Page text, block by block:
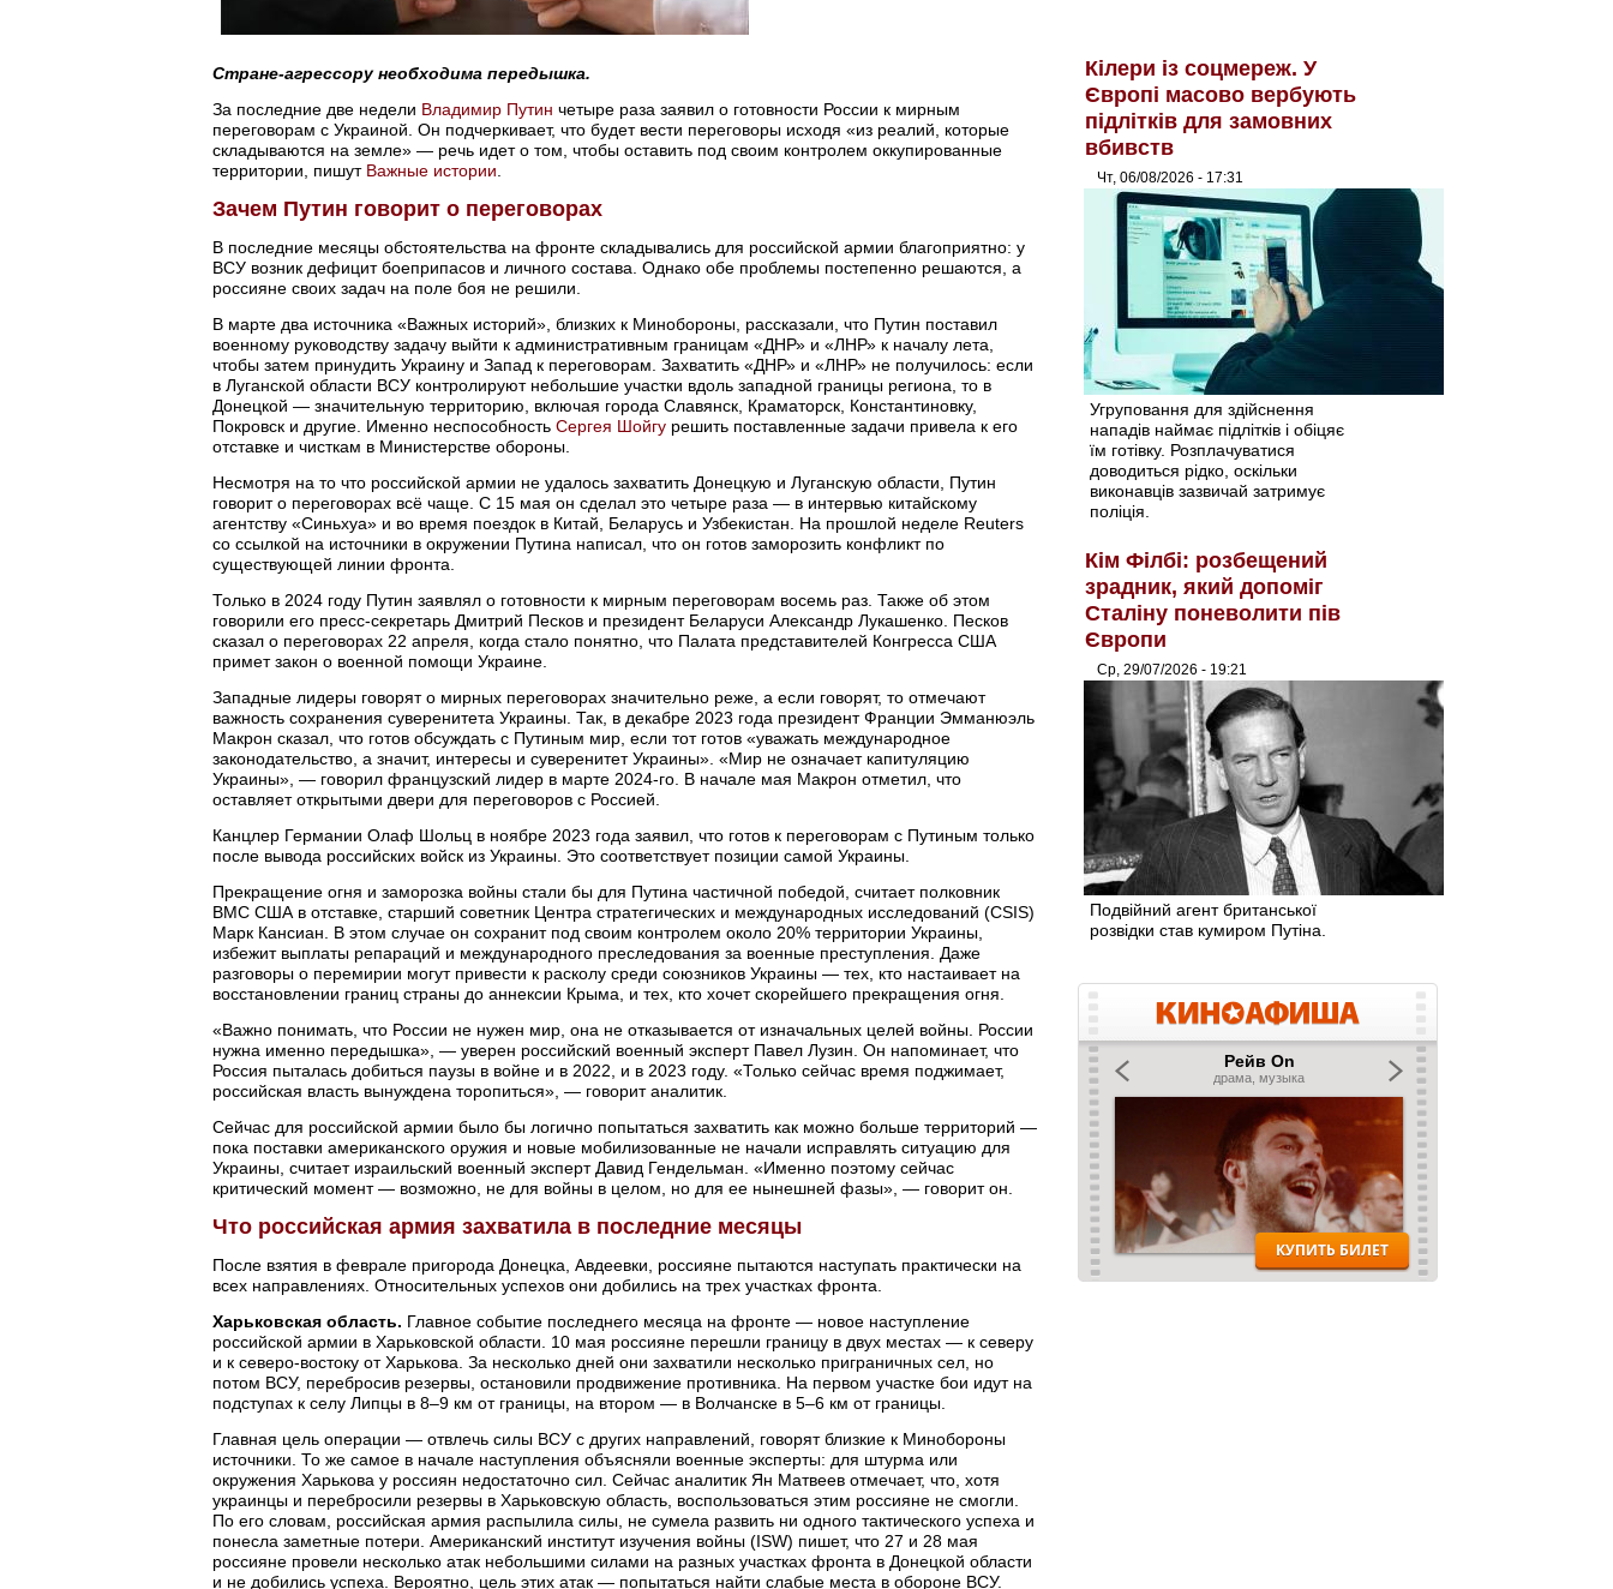
Стране-агрессору необходима передышка.
За последние две недели Владимир Путин четыре раза заявил о готовности России к мирным
переговорам с Украиной. Он подчеркивает, что будет вести переговоры исходя «из реалий, которые
складываются на земле» — речь идет о том, чтобы оставить под своим контролем оккупированные
территории, пишут Важные истории
Зачем Путин говорит о переговорах
В последние месяцы обстоятельства на фронте складывались для российской армии благоприятно: у
ВСУ возник дефицит боеприпасов и личного состава. Однако обе проблемы постепенно решаются, а
россияне своих задач на поле боя не решили.
В марте два источника «Важных историй», близких к Минобороны, рассказали, что Путин поставил
военному руководству задачу выйти к административным границам «ДНР» и «ЛНР» к началу лета,
чтобы затем принудить Украину и Запад к переговорам. Захватить «ДНР» и «ЛНР» не получилось: если
в Луганской области ВСУ контролируют небольшие участки вдоль западной границы региона, то в
Донецкой — значительную территорию, включая города Славянск, Краматорск, Константиновку,
Покровск и другие. Именно неспособность Сергея Шойгу решить поставленные задачи привела к его
отставке и чисткам в Министерстве обороны.
Несмотря на то что российской армии не удалось захватить Донецкую и Луганскую области, Путин
говорит о переговорах всё чаще. С 15 мая он сделал это четыре раза — в интервью китайскому
агентству «Синьхуа» и во время поездок в Китай, Беларусь и Узбекистан. На прошлой неделе Reuters
со ссылкой на источники в окружении Путина написал, что он готов заморозить конфликт по
существующей линии фронта.
Только в 2024 году Путин заявлял о готовности к мирным переговорам восемь раз. Также об этом
говорили его пресс-секретарь Дмитрий Песков и президент Беларуси Александр Лукашенко. Песков
сказал о переговорах 22 апреля, когда стало понятно, что Палата представителей Конгресса США
примет закон о военной помощи Украине.
Западные лидеры говорят о мирных переговорах значительно реже, а если говорят, то отмечают
важность сохранения суверенитета Украины. Так, в декабре 2023 года президент Франции Эмманюэль
Макрон сказал, что готов обсуждать с Путиным мир, если тот готов «уважать международное
законодательство, а значит, интересы и суверенитет Украины». «Мир не означает капитуляцию
Украины», — говорил французский лидер в марте 2024-го. В начале мая Макрон отметил, что
оставляет открытыми двери для переговоров с Россией.
Канцлер Германии Олаф Шольц в ноябре 2023 года заявил, что готов к переговорам с Путиным только
после вывода российских войск из Украины. Это соответствует позиции самой Украины.
Прекращение огня и заморозка войны стали бы для Путина частичной победой, считает полковник
ВМС США в отставке, старший советник Центра стратегических и международных исследований (CSIS)
Марк Кансиан. В этом случае он сохранит под своим контролем около 20% территории Украины,
избежит выплаты репараций и международного преследования за военные преступления. Даже
разговоры о перемирии могут привести к расколу среди союзников Украины — тех, кто настаивает на
восстановлении границ страны до аннексии Крыма, и тех, кто хочет скорейшего прекращения огня.
«Важно понимать, что России не нужен мир, она не отказывается от изначальных целей войны. России
нужна именно передышка», — уверен российский военный эксперт Павел Лузин. Он напоминает, что
Россия пыталась добиться паузы в войне и в 2022, и в 2023 году. «Только сейчас время поджимает,
российская власть вынуждена торопиться», — говорит аналитик.
Сейчас для российской армии было бы логично попытаться захватить как можно больше территорий —
пока поставки американского оружия и новые мобилизованные не начали исправлять ситуацию для
Украины, считает израильский военный эксперт Давид Гендельман. «Именно поэтому сейчас
критический момент — возможно, не для войны в целом, но для ее нынешней фазы», — говорит он.
Что российская армия захватила в последние месяцы
После взятия в феврале пригорода Донецка, Авдеевки, россияне пытаются наступать практически на
всех направлениях. Относительных успехов они добились на трех участках фронта.
Харьковская область. Главное событие последнего месяца на фронте — новое наступление
российской армии в Харьковской области. 10 мая россияне перешли границу в двух местах — к северу
и к северо-востоку от Харькова. За несколько дней они захватили несколько приграничных сел, но
потом ВСУ, перебросив резервы, остановили продвижение противника. На первом участке бои идут на
подступах к селу Липцы в 8–9 км от границы, на втором — в Волчанске в 5–6 км от границы.
Главная цель операции — отвлечь силы ВСУ с других направлений, говорят близкие к Минобороны
источники. То же самое в начале наступления объясняли военные эксперты: для штурма или
окружения Харькова у россиян недостаточно сил. Сейчас аналитик Ян Матвеев отмечает, что, хотя
украинцы и перебросили резервы в Харьковскую область, воспользоваться этим россияне не смогли.
По его словам, российская армия распылила силы, не сумела развить ни одного тактического успеха и
понесла заметные потери. Американский институт изучения войны (ISW) пишет, что 27 и 28 мая
россияне провели несколько атак небольшими силами на разных участках фронта в Донецкой области
и не добились успеха. Вероятно, цель этих атак — попытаться найти слабые места в обороне ВСУ.
Кілери із соцмереж. У
Європі масово вербують
підлітків для замовних
вбивств
Чт, 06/08/2026 - 17:31
Угруповання для здійснення
нападів наймає підлітків і обіцяє
їм готівку. Розплачуватися
доводиться рідко, оскільки
виконавців зазвичай затримує
поліція.
Кім Філбі: розбещений
зрадник, який допоміг
Сталіну поневолити пів
Європи
Ср, 29/07/2026 - 19:21
Подвійний агент британської
розвідки став кумиром Путіна.